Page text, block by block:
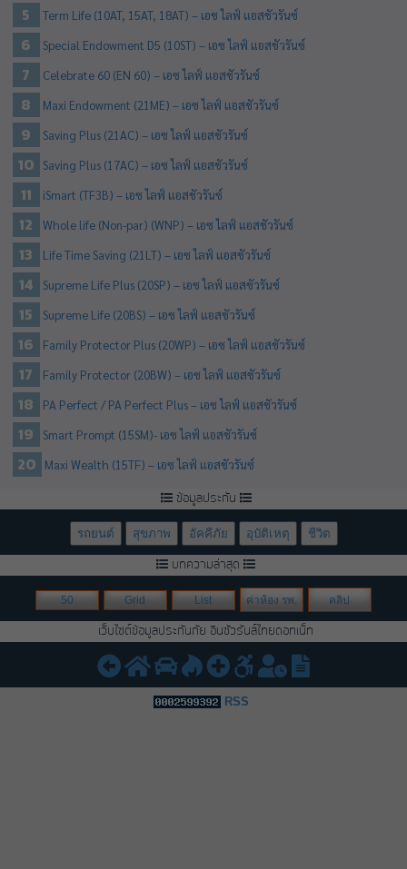
Term Life (10AT, 15AT, 18AT) – เอซ ไลฟ์ แอสชัวรันซ์
Special Endowment D5 (10ST) – เอซ ไลฟ์ แอสชัวรันซ์
Celebrate 60 (EN 60) – เอซ ไลฟ์ แอสชัวรันซ์
Maxi Endowment (21ME) – เอซ ไลฟ์ แอสชัวรันซ์
Saving Plus (21AC) – เอซ ไลฟ์ แอสชัวรันซ์
Saving Plus (17AC) – เอซ ไลฟ์ แอสชัวรันซ์
iSmart (TF3B) – เอซ ไลฟ์ แอสชัวรันซ์
Whole life (Non-par) (WNP) – เอซ ไลฟ์ แอสชัวรันซ์
Life Time Saving (21LT) – เอซ ไลฟ์ แอสชัวรันซ์
Supreme Life Plus (20SP) – เอซ ไลฟ์ แอสชัวรันซ์
Supreme Life (20BS) – เอซ ไลฟ์ แอสชัวรันซ์
Family Protector Plus (20WP) – เอซ ไลฟ์ แอสชัวรันซ์
Family Protector (20BW) – เอซ ไลฟ์ แอสชัวรันซ์
PA Perfect / PA Perfect Plus – เอซ ไลฟ์ แอสชัวรันซ์
Smart Prompt (15SM)- เอซ ไลฟ์ แอสชัวรันซ์
Maxi Wealth (15TF) – เอซ ไลฟ์ แอสชัวรันซ์
ข้อมูลประกัน
รถยนต์ สุขภาพ อัคคีภัย อุบัติเหตุ ชีวิต
บทความล่าสุด
50 Grid List ค่าห้อง รพ. คลิป
เว็บไซต์ข้อมูลประกันภัย อินชัวรันส์ไทยดอทเน็ท
RSS